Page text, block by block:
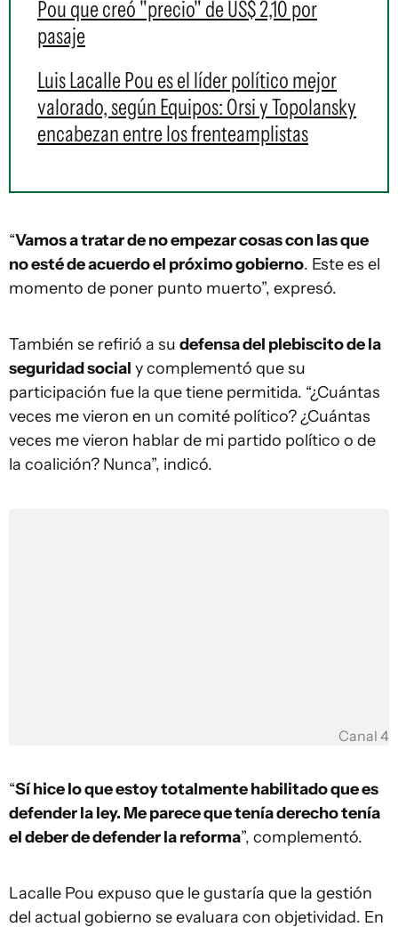
Pou que creó "precio" de US$ 2,10 por
pasaje
Luis Lacalle Pou es el líder político mejor
valorado, según Equipos: Orsi y Topolansky
encabezan entre los frenteamplistas
“Vamos a tratar de no empezar cosas con las que
no esté de acuerdo el próximo gobierno. Este es el
momento de poner punto muerto”, expresó.
También se refirió a su defensa del plebiscito de la
seguridad social y complementó que su
participación fue la que tiene permitida. “¿Cuántas
veces me vieron en un comité político? ¿Cuántas
veces me vieron hablar de mi partido político o de
la coalición? Nunca”, indicó.
Canal 4
“Sí hice lo que estoy totalmente habilitado que es
defender la ley. Me parece que tenía derecho tenía
el deber de defender la reforma”, complementó.
Lacalle Pou expuso que le gustaría que la gestión
del actual gobierno se evaluara con objetividad. En